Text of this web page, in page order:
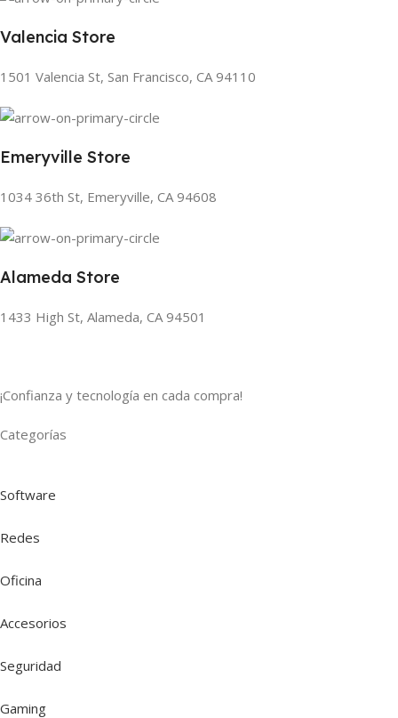
Valencia Store
1501 Valencia St, San Francisco, CA 94110
Emeryville Store
1034 36th St, Emeryville, CA 94608
Alameda Store
1433 High St, Alameda, CA 94501
¡Confianza y tecnología en cada compra!
Categorías
Software
Redes
Oficina
Accesorios
Seguridad
Gaming